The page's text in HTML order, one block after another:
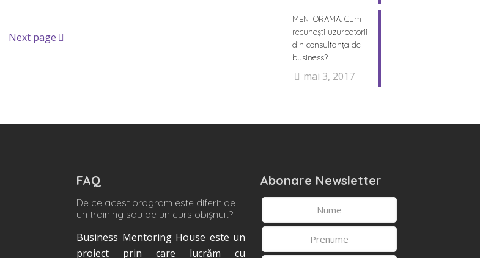
Next page
MENTORAMA. Cum
recunoşti uzurpatorii
din consultanţa de
business?
mai 3, 2017
FAQ
De ce acest program este diferit de
un training sau de un curs obișnuit?
Business Mentoring House este un
proiect prin care lucrăm cu
Abonare Newsletter